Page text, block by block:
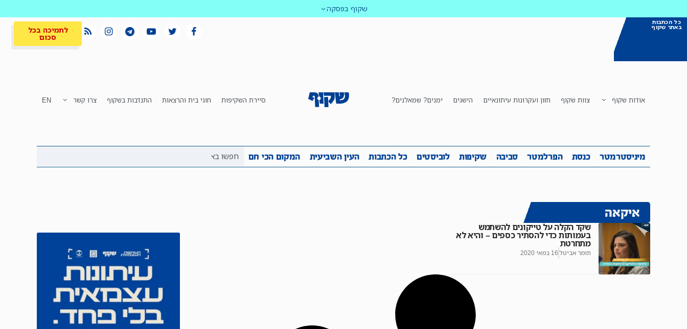
שקוף בפסקה
כל הכתבות
באתר שקוף לתמיכה בכל
סכום
אודות שקוף צוות שקוף חזון ועקרונות עיתונאיים הישגים ימנים? שמאלנים? סיירת השקיפות חוגי בית והרצאות התנדבות בשקוף צרו קשר EN
מיניסטרמטר כנסת הפרלמטר סביבה שקיפות לוביסטים כל הכתבות העין השביעית המקום הכי חם
מיניסטרמטר כנסת הפרלמטר סביבה שקיפות לוביסטים כל הכתבות העין השביעית המקום הכי חם לתמיכה בכל
איקאה
שקד הקלה על טייקונים להשתמש
בעמותות כדי להסתיר כספים – והיא לא
מתחרטת
תומר אביטל 16 במאי 2020